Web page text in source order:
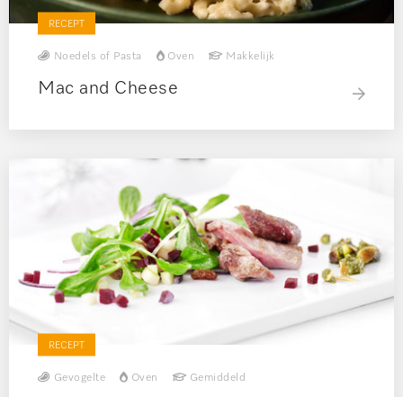
RECEPT
Noedels of Pasta Oven Makkelijk
Mac and Cheese
RECEPT
Gevogelte Oven Gemiddeld